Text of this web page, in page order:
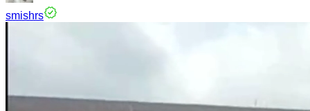
smishrs